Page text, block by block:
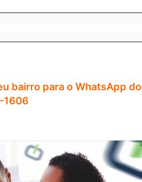
bairro para o WhatsApp do
1606